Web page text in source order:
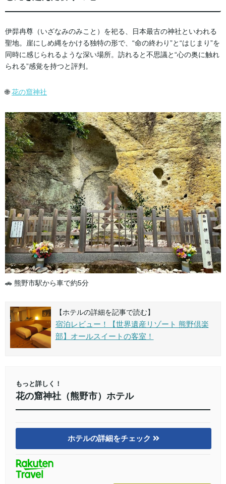
伊弉冉尊（いざなみのみこと）を祀る、日本最古の神社といわれる
聖地。崖にしめ縄をかける独特の形で、“命の終わり”と“はじまり”を
同時に感じられるような深い場所。訪れると不思議と“心の奥に触れ
られる”感覚を持つと評判。
🌐花の窟神社
🚗 熊野市駅から車で約5分
【ホテルの詳細を記事で読む】
宿泊レビュー！【世界遺産リゾート 熊野倶楽
部】オールスイートの客室！
もっと詳しく！
花の窟神社（熊野市）ホテル
ホテルの詳細をチェック